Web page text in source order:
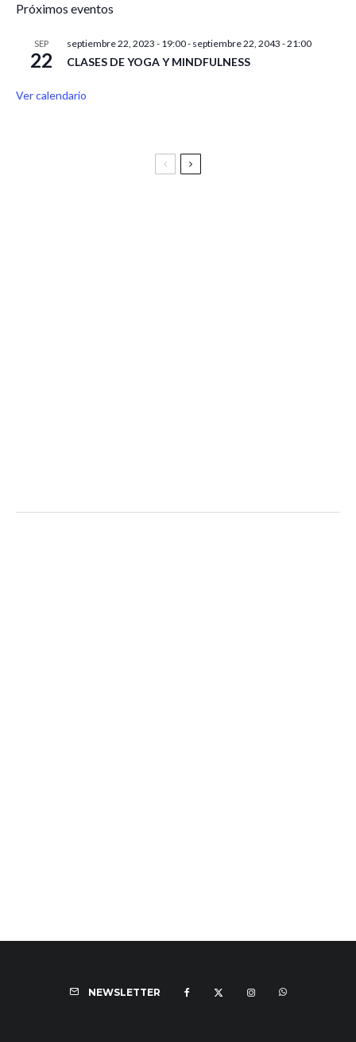
Próximos eventos
SEP
22
septiembre 22, 2023 - 19:00- septiembre 22, 2043 - 21:00
CLASES DE YOGA Y MINDFULNESS
Ver calendario
NEWSLETTER